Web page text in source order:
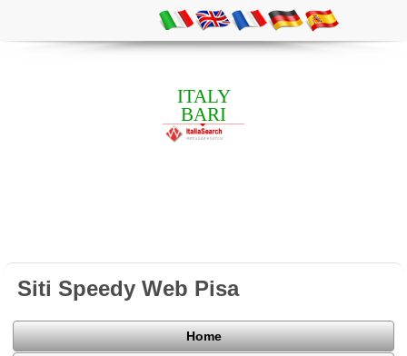
ITALY
BARI
Siti Speedy Web Pisa
Home